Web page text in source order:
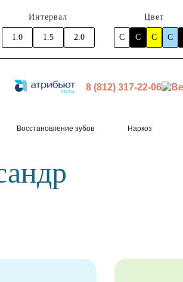
Интервал
1.0 1.5 2.0
Цвет
C C C C
8 (812) 317-22-06
Восстановление зубов Наркоз